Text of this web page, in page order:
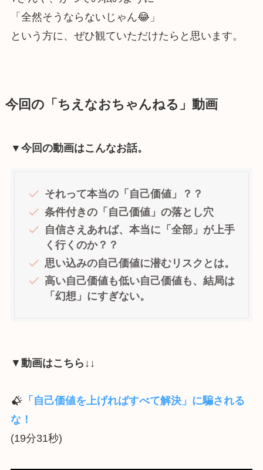
「全然そうならないじゃん😂」
という方に、ぜひ観ていただけたらと思います。
今回の「ちえなおちゃんねる」動画
▼今回の動画はこんなお話。
それって本当の「自己価値」？？
条件付きの「自己価値」の落とし穴
自信さえあれば、本当に「全部」が上手
く行くのか？？
思い込みの自己価値に潜むリスクとは。
高い自己価値も低い自己価値も、結局は
「幻想」にすぎない。
▼ 動画はこちら↓↓
「自己価値を上げればすべて解決」に騙される
な！
(19分31秒)